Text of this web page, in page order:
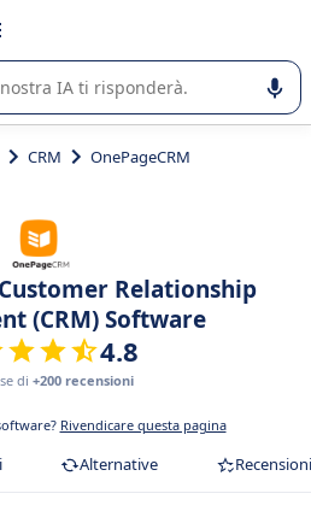
o nella scelta di un
CRM OnePageCRM
Relationship
(CRM) Software
4.8
di +200 recensioni
Rivendicare questa pagina
Alternative Recensioni